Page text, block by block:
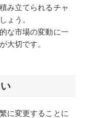
み立てられるチャ
ょう。
な市場の変動に一
大切です。
に変更することに